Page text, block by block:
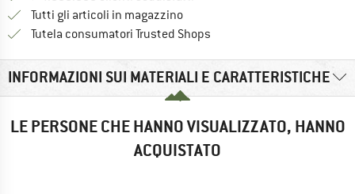
Tutti gli articoli in magazzino
Tutela consumatori Trusted Shops
INFORMAZIONI SUI MATERIALI E CARATTERISTICHE
LE PERSONE CHE HANNO VISUALIZZATO, HANNO
ACQUISTATO